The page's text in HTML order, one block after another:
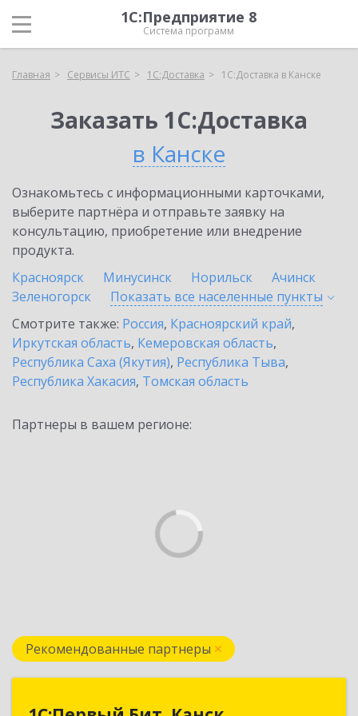
1С:Предприятие 8
Система программ
Главная Сервисы ИТС 1С:Доставка 1С:Доставка в Канске
Заказать 1С:Доставка
в Канске
Ознакомьтесь с информационными карточками,
выберите партнёра и отправьте заявку на
консультацию, приобретение или внедрение
продукта.
Красноярск
Минусинск Норильск
Ачинск
Зеленогорск
Показать все населенные пункты
Смотрите также: Россия, Красноярский край,
Иркутская область, Кемеровская область,
Республика Саха (Якутия), Республика Тыва,
Республика Хакасия, Томская область
Партнеры в вашем регионе:
Рекомендованные партнеры